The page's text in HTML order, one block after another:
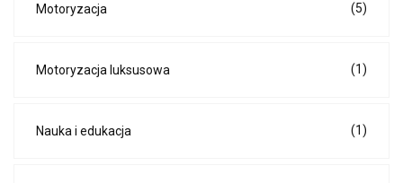
Motoryzacja (5)
Motoryzacja luksusowa (1)
Nauka i edukacja (1)